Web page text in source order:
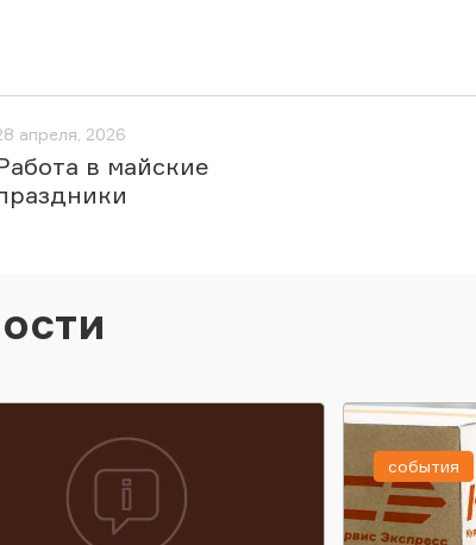
апреля, 2026
в майские
события